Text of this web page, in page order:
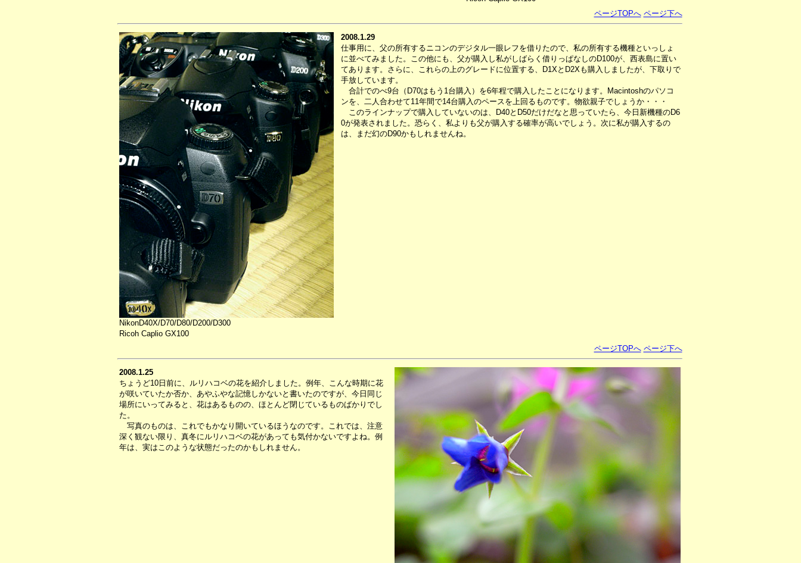
ページTOPへ ページ下へ
NikonD40X/D70/D80/D200/D300
Ricoh Caplio GX100
2008.1.29
仕事用に、父の所有するニコンのデジタル一眼レフを借りたので、私の所有する機種といっしょ
に並べてみました。この他にも、父が購入し私がしばらく借りっぱなしのD100が、西表島に置い
てあります。さらに、これらの上のグレードに位置する、D1XとD2Xも購入しましたが、下取りで
手放しています。
合計でのべ9台（D70はもう1台購入）を6年程で購入したことになります。Macintoshのパソコ
ンを、二人合わせて11年間で14台購入のペースを上回るものです。物欲親子でしょうか・・・
このラインナップで購入していないのは、D40とD50だけだなと思っていたら、今日新機種のD6
0が発表されました。恐らく、私よりも父が購入する確率が高いでしょう。次に私が購入するの
は、まだ幻のD90かもしれませんね。
ページTOPへ ページ下へ
2008.1.25
ちょうど10日前に、ルリハコベの花を紹介しました。例年、こんな時期に花
が咲いていたか否か、あやふやな記憶しかないと書いたのですが、今日同じ
場所にいってみると、花はあるものの、ほとんど閉じているものばかりでし
た。
写真のものは、これでもかなり開いているほうなのです。これでは、注意
深く観ない限り、真冬にルリハコベの花があっても気付かないですよね。例
年は、実はこのような状態だったのかもしれません。